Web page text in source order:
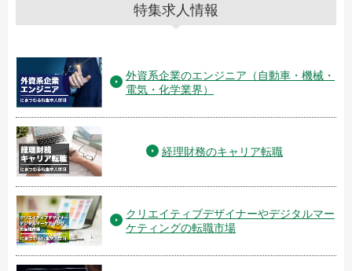
特集求人情報
外資系企業のエンジニア（自動車・機械・
電気・化学業界）
経理財務のキャリア転職
クリエイティブデザイナーやデジタルマー
ケティングの転職市場